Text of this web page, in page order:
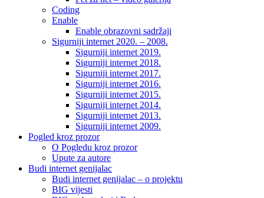
Coding
Enable
Enable obrazovni sadržaji
Sigurniji internet 2020. – 2008.
Sigurniji internet 2019.
Sigurniji internet 2018.
Sigurniji internet 2017.
Sigurniji internet 2016.
Sigurniji internet 2015.
Sigurniji internet 2014.
Sigurniji internet 2013.
Sigurniji internet 2009.
Pogled kroz prozor
O Pogledu kroz prozor
Upute za autore
Budi internet genijalac
Budi internet genijalac – o projektu
BIG vijesti